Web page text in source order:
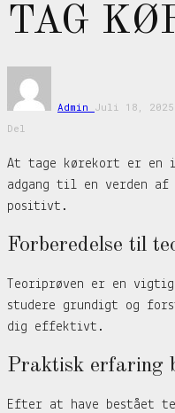
TAG
Admin Juli 18, 2025
Del
At tage kørekort er en
adgang til en verden
positivt.
Forberedelse til
Teoriprøven er en
studere grundigt og
dig effektivt.
Praktisk erfaring
Efter at have bestået